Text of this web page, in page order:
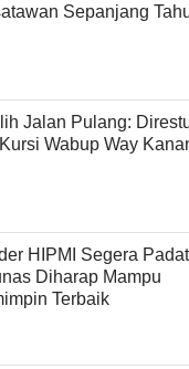
Sepanjang
Jalan Pulang:
Wabup Way
HIPMI Segera
Diharap Mampu
Terbaik